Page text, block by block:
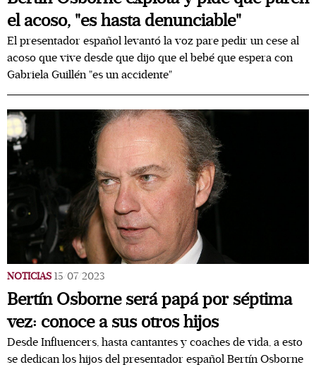
el acoso, "es hasta denunciable"
El presentador español levantó la voz pare pedir un cese al
acoso que vive desde que dijo que el bebé que espera con
Gabriela Guillén "es un accidente"
NOTICIAS 15/07/2023
Bertín Osborne será papá por séptima
vez: conoce a sus otros hijos
Desde Influencers, hasta cantantes y coaches de vida, a esto
se dedican los hijos del presentador español Bertín Osborne